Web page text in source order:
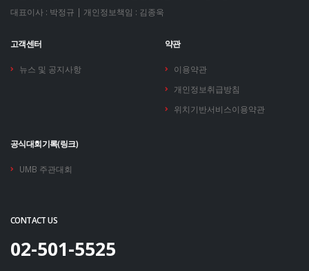
대표이사 : 박정규 | 개인정보책임 : 김종욱
고객센터
뉴스 및 공지사항
약관
이용약관
개인정보취급방침
위치기반서비스이용약관
공식대회기록(링크)
UMB 주관대회
CONTACT US
02-501-5525